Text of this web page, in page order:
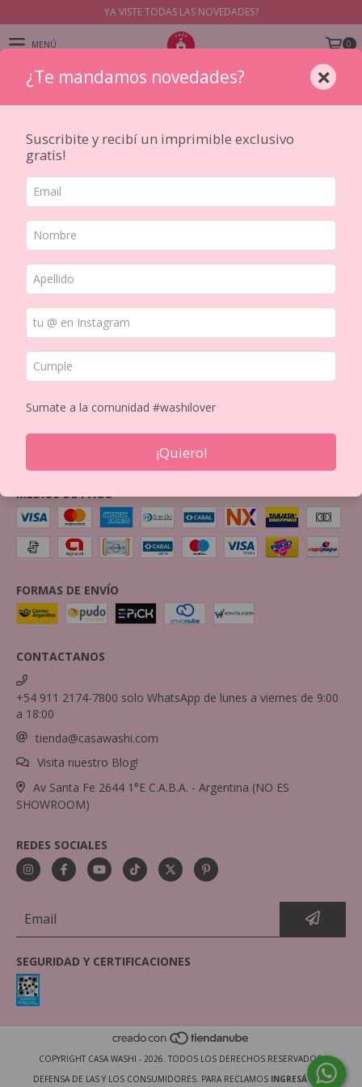
YA VISTE TODAS LAS NOVEDADES?
MENÚ 0
PRODUCTOS
No tenemos resultados para tu
búsqueda. Por favor, intentá con otros
filtros.
NAVEGACIÓN
Cómo comprar
Unifica tus pedidos con nuestra
BOX
Quiénes somos
Contactanos por mail
MEDIOS DE PAGO
FORMAS DE ENVÍO
CONTACTANOS
+54 911 2174-7800 solo WhatsApp de lunes a viernes de 9:00
a 18:00
tienda@casawashi.com
Visita nuestro Blog!
Av Santa Fe 2644 1°E C.A.B.A. - Argentina (NO ES
SHOWROOM)
REDES SOCIALES
SEGURIDAD Y CERTIFICACIONES
COPYRIGHT CASA WASHI - 2026. TODOS LOS DERECHOS RESERVADOS.
DEFENSA DE LAS Y LOS CONSUMIDORES. PARA RECLAMOS INGRESÁ ACÁ.
¿Te mandamos novedades? ×
Suscribite y recibí un imprimible exclusivo
gratis!
Sumate a la comunidad #washilover
¡Quiero!